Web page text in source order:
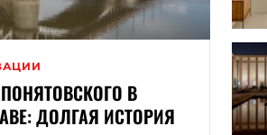
В
ДОЛГАЯ ИСТОРИЯ